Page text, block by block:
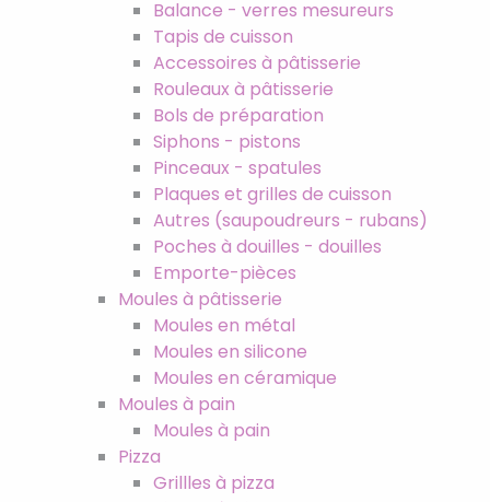
Balance - verres mesureurs
Tapis de cuisson
Accessoires à pâtisserie
Rouleaux à pâtisserie
Bols de préparation
Siphons - pistons
Pinceaux - spatules
Plaques et grilles de cuisson
Autres (saupoudreurs - rubans)
Poches à douilles - douilles
Emporte-pièces
Moules à pâtisserie
Moules en métal
Moules en silicone
Moules en céramique
Moules à pain
Moules à pain
Pizza
Grillles à pizza